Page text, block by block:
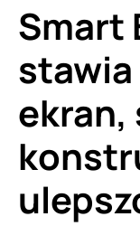
Smart
ekran,